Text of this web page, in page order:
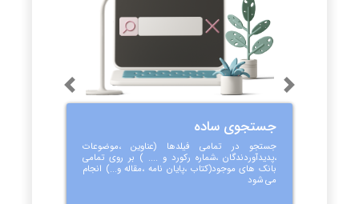
جستجوی ساده
جستجو در تمامی فیلدها (عناوین ،موضوعات
،پدیدآوردندگان ،شماره رکورد و .... ) بر روی تمامی
بانک های موجود(کتاب ،پایان نامه ،مقاله و...) انجام
می شود
Previous Next